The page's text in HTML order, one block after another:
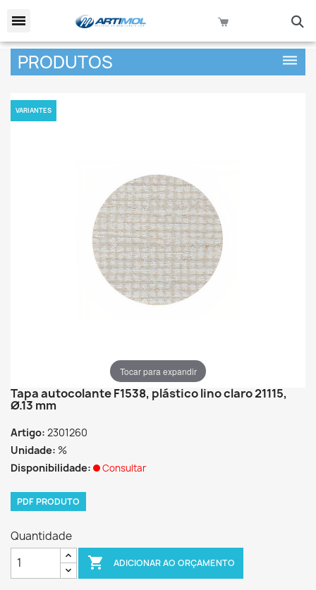
dehaze
PRODUTOS
VARIANTES
Tocar para expandir
Tapa autocolante F1538, plástico lino claro 21115,
Ø.13 mm
Artigo: 2301260
Unidade: %
Disponibilidade:
Consultar
PDF PRODUTO
Quantidade
 ADICIONAR AO ORÇAMENTO